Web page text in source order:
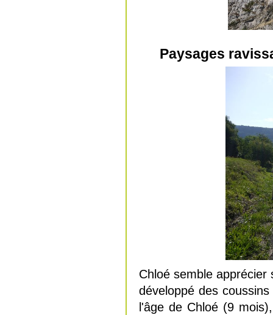
Paysages
Chloé semble
développé des
l'âge de Chloé (9